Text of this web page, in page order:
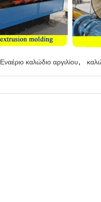
Εναέριο καλώδιο αργιλίου,